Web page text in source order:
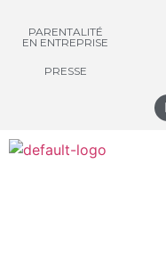
PARENTALITÉ
EN ENTREPRISE
PRESSE